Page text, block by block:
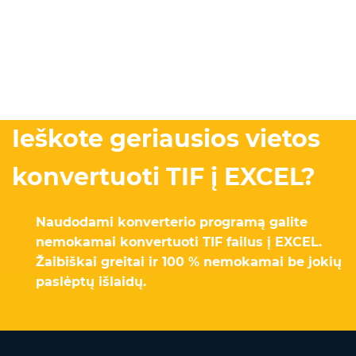
Ieškote geriausios vietos
konvertuoti TIF į EXCEL?
Naudodami konverterio programą galite
nemokamai konvertuoti TIF failus į EXCEL.
Žaibiškai greitai ir 100 % nemokamai be jokių
paslėptų išlaidų.